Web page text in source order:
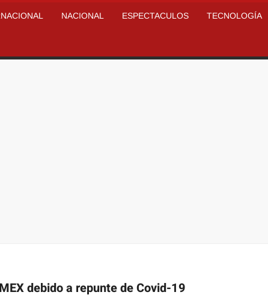
NACIONAL ESPECTACULOS TECNOLOGÍA
debido a repunte de Covid-19